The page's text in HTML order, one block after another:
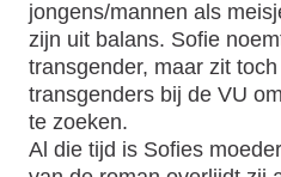
jongens/mannen als
zijn uit balans. Sofie
transgender, maar zit
transgenders bij de VU
te zoeken.
Al die tijd is Sofies